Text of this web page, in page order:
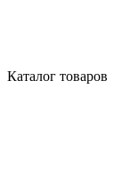
Каталог товаров